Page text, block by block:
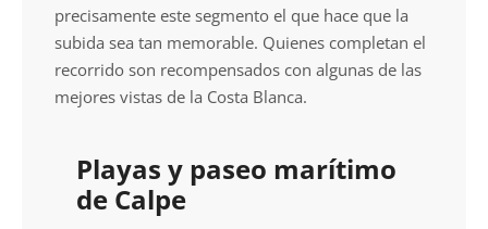
precisamente este segmento el que hace que la
subida sea tan memorable. Quienes completan el
recorrido son recompensados con algunas de las
mejores vistas de la Costa Blanca.
Playas y paseo marítimo
de Calpe